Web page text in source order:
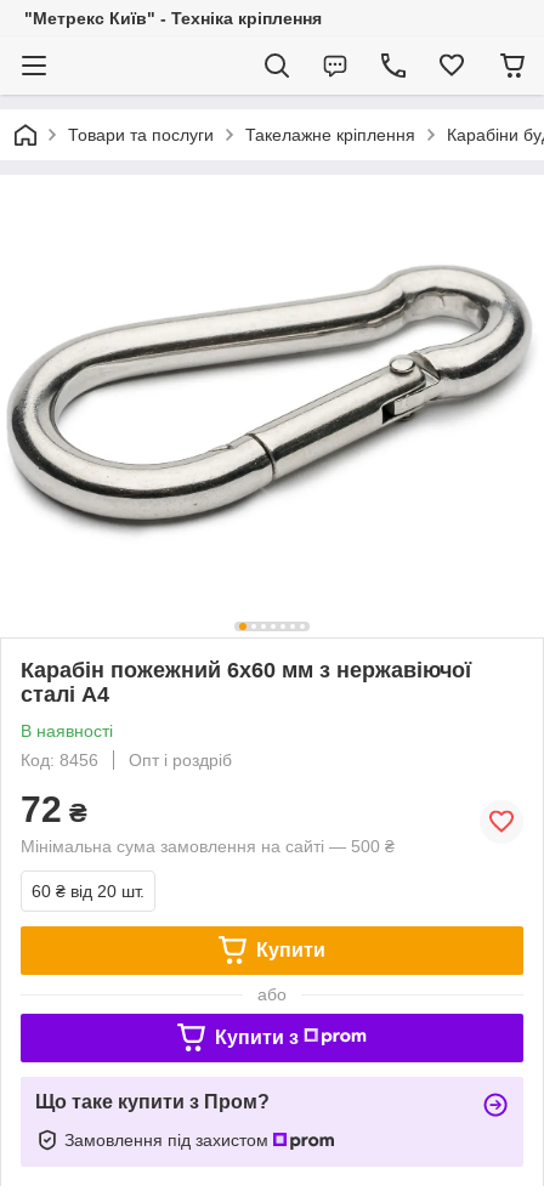
"Метрекс Київ" - Техніка кріплення
Товари та послуги Такелажне кріплення Карабіни
Карабін пожежний 6х60 мм з нержавіючої
сталі А4
В наявності
Код: 8456
Опт і роздріб
72 ₴
Мінімальна сума замовлення на сайті — 500 ₴
60 ₴ від 20 шт.
Купити
або
Купити з
Що таке купити з Пром?
Замовлення під захистом